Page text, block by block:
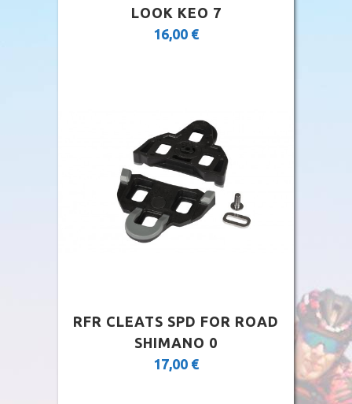
LOOK KEO 7
16,00 €
RFR CLEATS SPD FOR ROAD
SHIMANO 0
17,00 €